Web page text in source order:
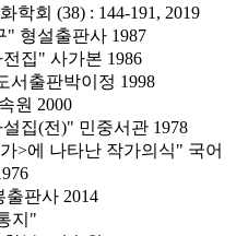
학회 (38) : 144-191, 2019
" 형설출판사 1987
집" 사가본 1986
서출판박이정 1998
원 2000
집(전)" 민중서관 1978
>에 나타난 작가의식" 국어
판사 2014
지"